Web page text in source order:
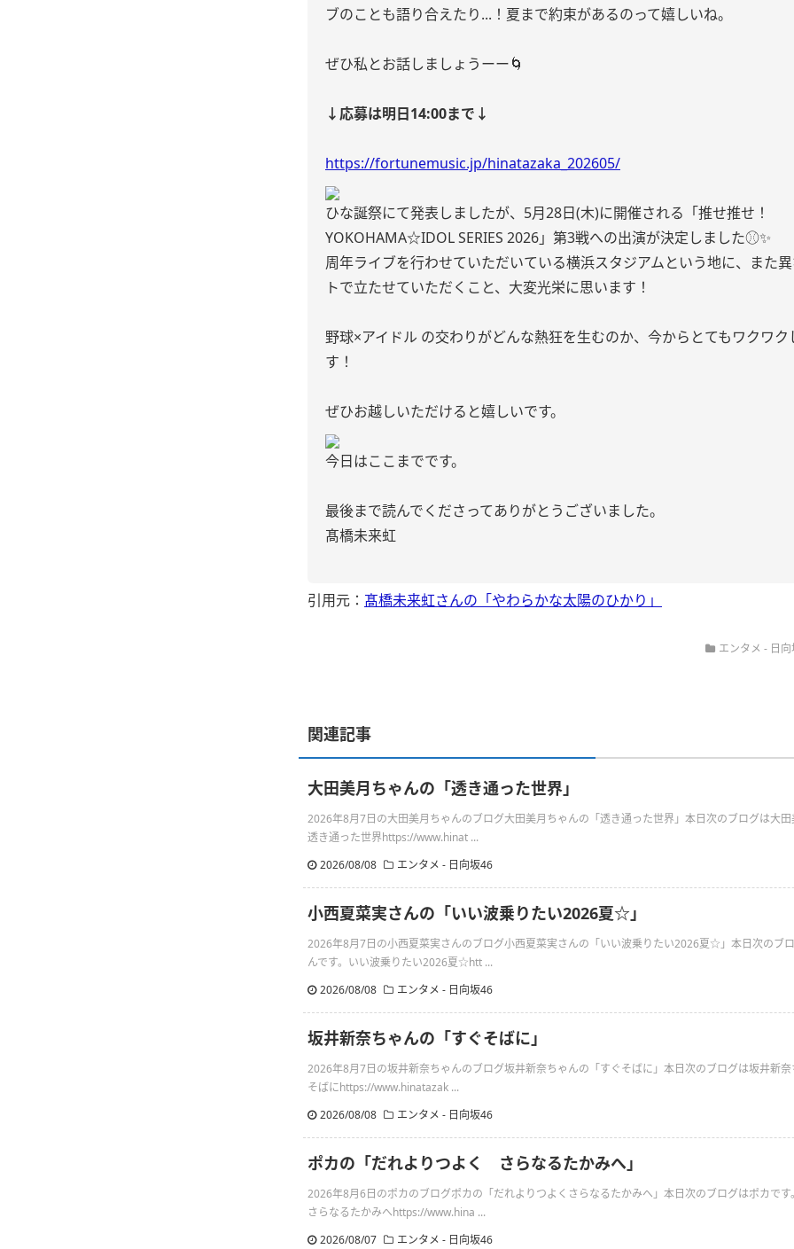
ブのことも語り合えたり...！夏まで約束があるのって嬉しいね。
ぜひ私とお話しましょうーー🌀
↓応募は明日14:00まで↓
https://fortunemusic.jp/hinatazaka_202605/
ひな誕祭にて発表しましたが、5月28日(木)に開催される「推せ推せ！
YOKOHAMA☆IDOL SERIES 2026」第3戦への出演が決定しました⚾️✨
周年ライブを行わせていただいている横浜スタジアムという地に、また
トで立たせていただくこと、大変光栄に思います！
野球×アイドル の交わりがどんな熱狂を生むのか、今からとてもワクワク
す！
ぜひお越しいただけると嬉しいです。
今日はここまでです。
最後まで読んでくださってありがとうございました。
髙橋未来虹
引用元： 髙橋未来虹さんの「やわらかな太陽のひかり」
エンタメ - 日
関連記事
大田美月ちゃんの「透き通った世界」
2026年8月7日の大田美月ちゃんのブログ大田美月ちゃんの「透き通った世界」本日次のブログは大田
透き通った世界https://www.hinat ...
2026/08/08
エンタメ - 日向坂46
小西夏菜実さんの「いい波乗りたい2026夏‪☆」
2026年8月7日の小西夏菜実さんのブログ小西夏菜実さんの「いい波乗りたい2026夏‪☆」本日次のブ
んです。いい波乗りたい2026夏‪☆htt ...
2026/08/08
エンタメ - 日向坂46
坂井新奈ちゃんの「すぐそばに」
2026年8月7日の坂井新奈ちゃんのブログ坂井新奈ちゃんの「すぐそばに」本日次のブログは坂井新奈
そばにhttps://www.hinatazak ...
2026/08/08
エンタメ - 日向坂46
ポカの「だれよりつよく さらなるたかみへ」
2026年8月6日のポカのブログポカの「だれよりつよくさらなるたかみへ」本日次のブログはポカです
さらなるたかみへhttps://www.hina ...
2026/08/07
エンタメ - 日向坂46